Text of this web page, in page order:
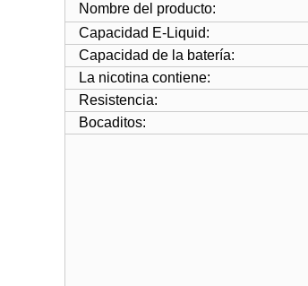
Nombre del producto:
Capacidad E-Liquid:
Capacidad de la batería:
La nicotina contiene:
Resistencia:
Bocaditos: